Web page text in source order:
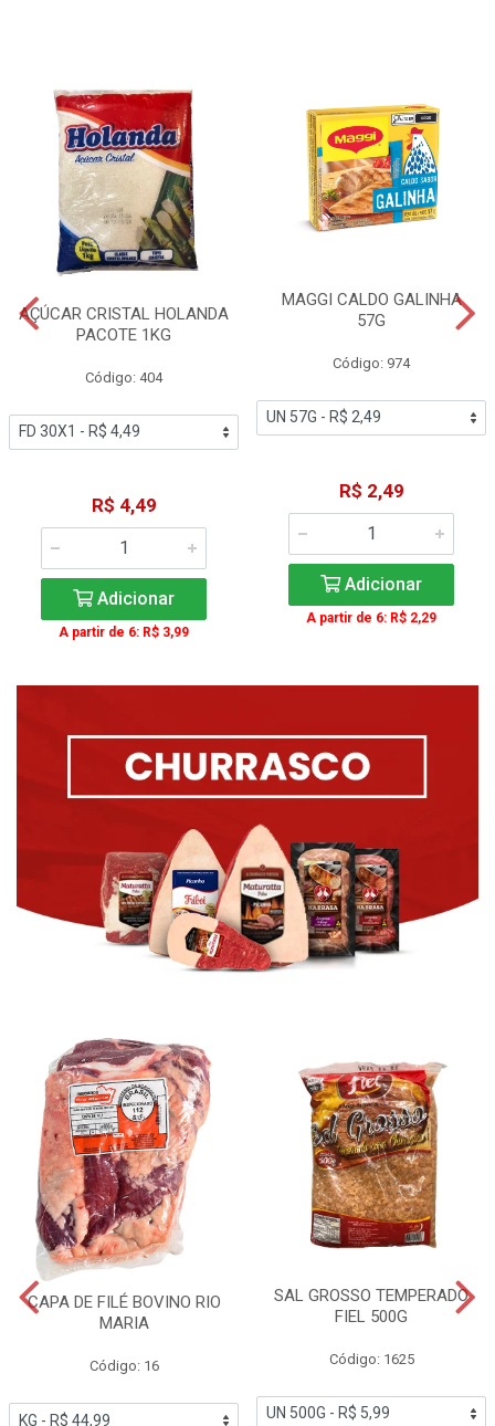
AÇÚCAR CRISTAL HOLANDA
PACOTE 1KG
Código: 404
R$ 4,49
Adicionar
A partir de 6: R$ 3,99
MAGGI CALDO GALINHA
57G
Código: 974
R$ 2,49
Adicionar
A partir de 6: R$ 2,29
CAPA DE FILÉ BOVINO RIO
MARIA
Código: 16
SAL GROSSO TEMPERADO
FIEL 500G
Código: 1625